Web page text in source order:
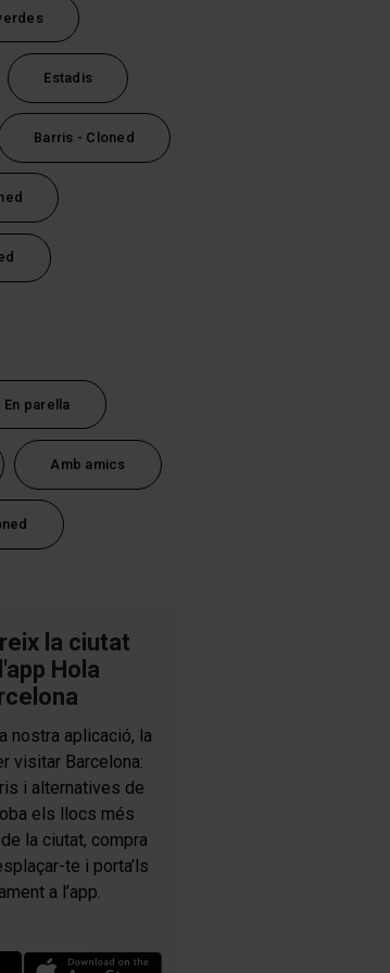
Estadis
Barris - Cloned
En parella
Amb amics
la ciutat
Hola
nostra aplicació, la
visitar Barcelona:
i alternatives de
els llocs més
la ciutat, compra
te i porta’ls
a l’app.